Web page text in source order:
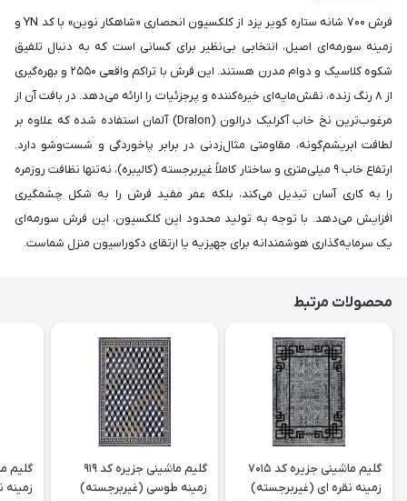
فرش 700 شانه ستاره کویر یزد از کلکسیون انحصاری «شاهکار نوین» با کد YN و
زمینه سورمه‌ای اصیل، انتخابی بی‌نظیر برای کسانی است که به دنبال تلفیق
شکوه کلاسیک و دوام مدرن هستند. این فرش با تراکم واقعی 2550 و بهره‌گیری
از 8 رنگ زنده، نقش‌مایه‌ای خیره‌کننده و پرجزئیات را ارائه می‌دهد. در بافت آن از
مرغوب‌ترین نخ خاب آکرلیک درالون (Dralon) آلمان استفاده شده که علاوه بر
لطافت ابریشم‌گونه، مقاومتی مثال‌زدنی در برابر پاخوردگی و شست‌وشو دارد.
ارتفاع خاب 9 میلی‌متری و ساختار کاملاً غیربرجسته (کالیبره)، نه‌تنها نظافت روزمره
را به کاری آسان تبدیل می‌کند، بلکه عمر مفید فرش را به شکل چشمگیری
افزایش می‌دهد. با توجه به تولید محدود این کلکسیون، این فرش سورمه‌ای
یک سرمایه‌گذاری هوشمندانه برای جهیزیه یا ارتقای دکوراسیون منزل شماست.
محصولات مرتبط
گلیم ماشینی جزیره کد 7015
زمینه نقره ای (غیربرجسته)
گلیم ماشینی جزیره کد 919
زمینه طوسی (غیربرجسته)
زمینه